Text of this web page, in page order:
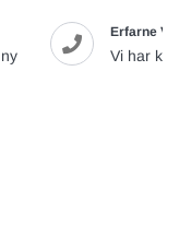
Erfarne
Vi har